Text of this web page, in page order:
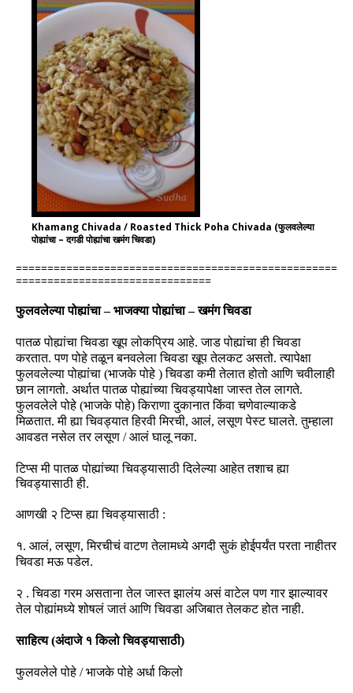
Khamang Chivada / Roasted Thick Poha Chivada (फुलवलेल्या
पोह्यांचा – दगडी पोह्यांचा खमंग चिवडा)
===================================================
===============================
फुलवलेल्या पोह्यांचा–भाजक्या पोह्यांचा–खमंग चिवडा
पातळ पोह्यांचा चिवडा खूप लोकप्रिय आहे.जाड पोह्यांचा ही चिवडा
करतात.पण पोहे तळून बनवलेला चिवडा खूप तेलकट असतो.त्यापेक्षा
फुलवलेल्या पोह्यांचा (भाजके पोहे )चिवडा कमी तेलात होतो आणि चवीलाही
छान लागतो. अर्थात पातळ पोह्यांच्या चिवड्यापेक्षा जास्त तेल लागते.
फुलवलेले पोहे (भाजके पोहे)किराणा दुकानात किंवा चणेवाल्याकडे
मिळतात.मी ह्या चिवड्यात हिरवी मिरची, आलं,लसूण पेस्ट घालते.तुम्हाला
आवडत नसेल तर लसूण /आलं घालू नका.
टिप्स मी पातळ पोह्यांच्या चिवड्यासाठी दिलेल्या आहेत तशाच ह्या
चिवड्यासाठी ही.
आणखी २ टिप्स ह्या चिवड्यासाठी :
१. आलं,लसूण,मिरचीचं वाटण तेलामध्ये अगदी सुकं होईपर्यंत परता नाहीतर
चिवडा मऊ पडेल.
२ .चिवडा गरम असताना तेल जास्त झालंय असं वाटेल पण गार झाल्यावर
तेल पोह्यांमध्ये शोषलं जातं आणि चिवडा अजिबात तेलकट होत नाही.
साहित्य(अंदाजे १ किलो चिवड्यासाठी)
फुलवलेले पोहे /भाजके पोहे अर्धा किलो